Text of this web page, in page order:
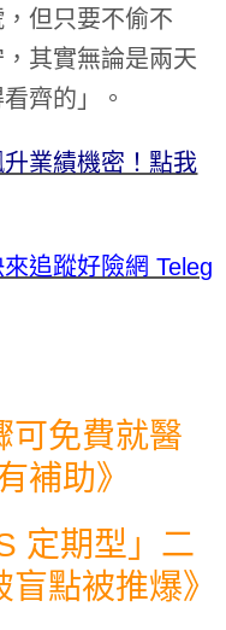
但只要不偷不
其實無論是兩天
齊的」。
業績機密！點我
追蹤好險網 Teleg
可免費就醫
補助》
定期型」二
點被推爆》